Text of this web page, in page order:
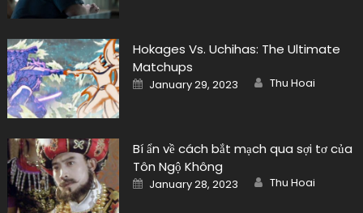
Hokages Vs. Uchihas: The Ultimate
Matchups
Posted
on
January 29, 2023 Author
Thu Hoai
Bí ẩn về cách bắt mạch qua sợi tơ của
Tôn Ngộ Không
Posted
on
January 28, 2023 Author
Thu Hoai